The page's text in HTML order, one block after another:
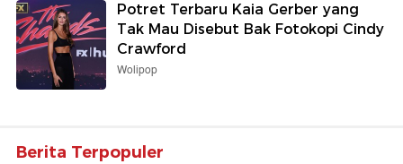
Potret Terbaru Kaia Gerber yang
Tak Mau Disebut Bak Fotokopi Cindy
Crawford
Wolipop
Berita Terpopuler